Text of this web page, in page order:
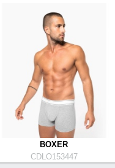
BOXER
CDLO153447